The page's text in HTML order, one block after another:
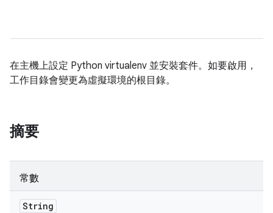
在主機上設定 Python virtualenv 並安裝套件。如要啟用，
工作目錄會變更為虛擬環境的根目錄。
摘要
常數
String